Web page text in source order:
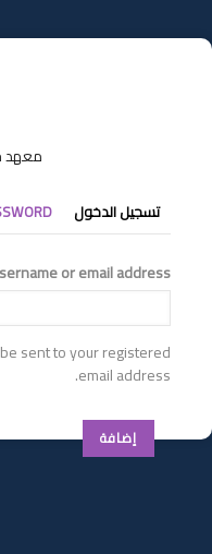
إلى
المحتوى
معهد
التبويبات
الأساسية
تسجيل الدخول
or email address
sent to your registered
email address.